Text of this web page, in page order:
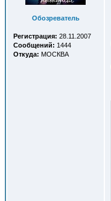
Обозреватель
Регистрация: 28.11.2007
Сообщений: 1444
Откуда: МОСКВА